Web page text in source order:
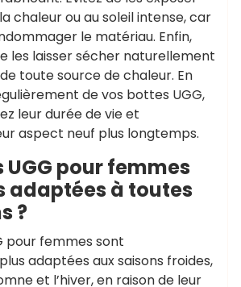
chaleur ou au soleil intense, car
le matériau. Enfin,
les laisser sécher naturellement
toute source de chaleur. En
de vos bottes UGG,
leur durée de vie et
aspect neuf plus longtemps.
UGG pour femmes
adaptées à toutes
?
pour femmes sont
adaptées aux saisons froides,
et l’hiver, en raison de leur